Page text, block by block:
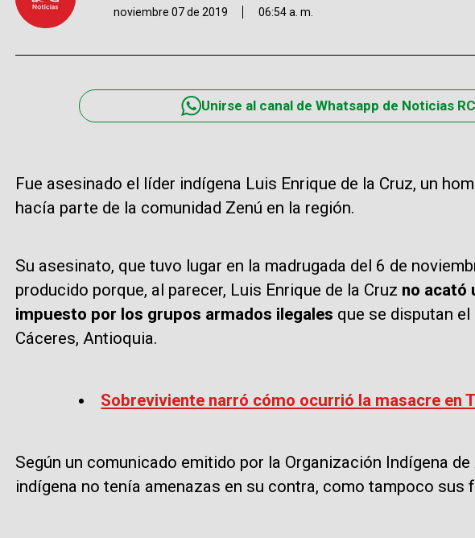
noviembre 07 de 2019 06:54 a. m.
Unirse al canal de Whatsapp de Noticias
Fue asesinado el líder indígena Luis Enrique de la Cruz, un
hacía parte de la comunidad Zenú en la región.
Su asesinato, que tuvo lugar en la madrugada del 6 de
producido porque, al parecer, Luis Enrique de la Cruz no acató
impuesto por los grupos armados ilegales que se disputan
Cáceres, Antioquia.
Sobreviviente narró cómo ocurrió la masacre en
Según un comunicado emitido por la Organización Indígena
indígena no tenía amenazas en su contra, como tampoco sus